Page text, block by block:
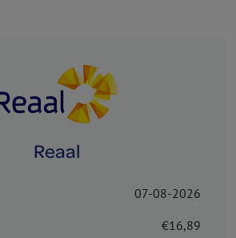
Reaal
07-08-2026
€16,89